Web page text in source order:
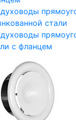
стали
с фланцем